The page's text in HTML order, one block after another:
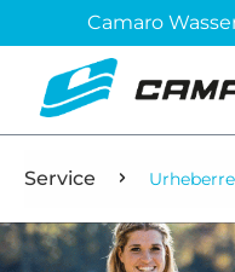
Camaro
Service